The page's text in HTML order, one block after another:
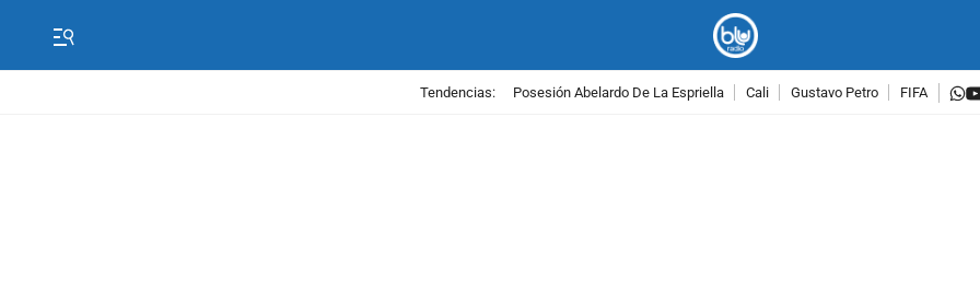
Tendencias: Posesión Abelardo De La Espriella Cali Gustavo Petro FIFA